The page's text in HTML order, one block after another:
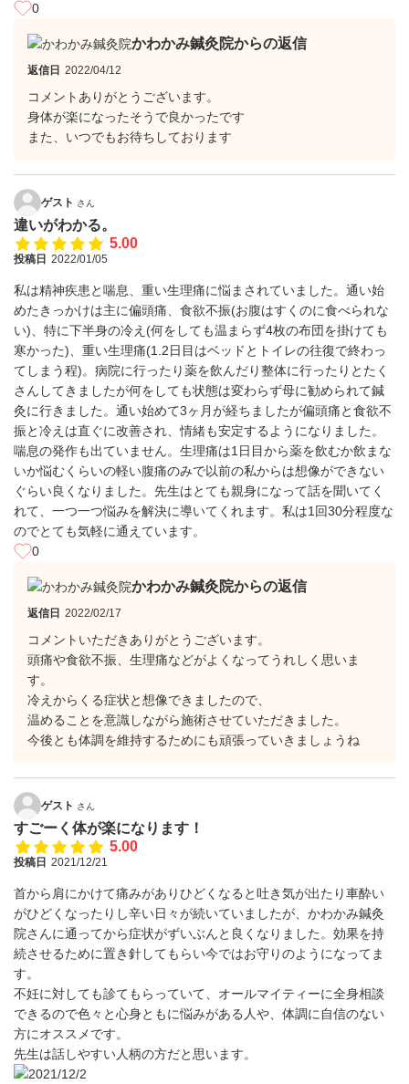
0
かわかみ鍼灸院からの返信
返信日 2022/04/12
コメントありがとうございます。
身体が楽になったそうで良かったです
また、いつでもお待ちしております
ゲスト さん
違いがわかる。
5.00
投稿日 2022/01/05
私は精神疾患と喘息、重い生理痛に悩まされていました。通い始
めたきっかけは主に偏頭痛、食欲不振(お腹はすくのに食べられな
い)、特に下半身の冷え(何をしても温まらず4枚の布団を掛けても
寒かった)、重い生理痛(1.2日目はベッドとトイレの往復で終わっ
てしまう程)。病院に行ったり薬を飲んだり整体に行ったりとたく
さんしてきましたが何をしても状態は変わらず母に勧められて鍼
灸に行きました。通い始めて3ヶ月が経ちましたが偏頭痛と食欲不
振と冷えは直ぐに改善され、情緒も安定するようになりました。
喘息の発作も出ていません。生理痛は1日目から薬を飲むか飲まな
いか悩むくらいの軽い腹痛のみで以前の私からは想像ができない
ぐらい良くなりました。先生はとても親身になって話を聞いてく
れて、一つ一つ悩みを解決に導いてくれます。私は1回30分程度な
のでとても気軽に通えています。
0
かわかみ鍼灸院からの返信
返信日 2022/02/17
コメントいただきありがとうございます。
頭痛や食欲不振、生理痛などがよくなってうれしく思いま
す。
冷えからくる症状と想像できましたので、
温めることを意識しながら施術させていただきました。
今後とも体調を維持するためにも頑張っていきましょうね
ゲスト さん
すごーく体が楽になります！
5.00
投稿日 2021/12/21
首から肩にかけて痛みがありひどくなると吐き気が出たり車酔い
がひどくなったりし辛い日々が続いていましたが、かわかみ鍼灸
院さんに通ってから症状がずいぶんと良くなりました。効果を持
続させるために置き針してもらい今ではお守りのようになってま
す。
不妊に対しても診てもらっていて、オールマイティーに全身相談
できるので色々と心身ともに悩みがある人や、体調に自信のない
方にオススメです。
先生は話しやすい人柄の方だと思います。